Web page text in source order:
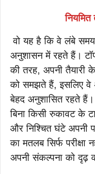
वो यह है कि वे लंबे
अनुशासन में रहते हैं।
की तरह, अपनी तैयारी
को समझते हैं, इसलिए वे
बेहद अनुशासित रहते हैं।
बिना किसी रुकावट के
और निश्चित घंटे अपनी
का मतलब सिर्फ
अपनी संकल्पना को दृढ़